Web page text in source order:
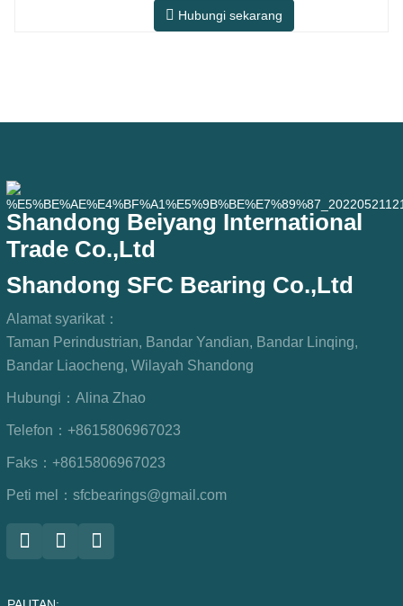
dalam persekitaran kering dalaman
Hubungi sekarang
Shandong Beiyang International
Trade Co.,Ltd
Shandong SFC Bearing Co.,Ltd
Alamat syarikat：
Taman Perindustrian, Bandar Yandian, Bandar Linqing,
Bandar Liaocheng, Wilayah Shandong
Hubungi： Alina Zhao
Telefon： +8615806967023
Faks： +8615806967023
Peti mel： sfcbearings@gmail.com